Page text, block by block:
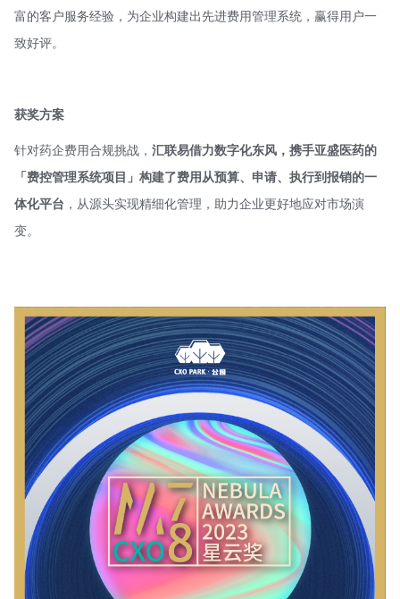
富的客户服务经验，为企业构建出先进费用管理系统，赢得用户一
致好评。
获奖方案
针对药企费用合规挑战， 汇联易借力数字化东风，携手亚盛医药的
「费控管理系统项目 」 构建了费用从预算、申请、执行到报销的一
体化平台 ，从源头实现精细化管理，助力企业更好地应对市场演
变。